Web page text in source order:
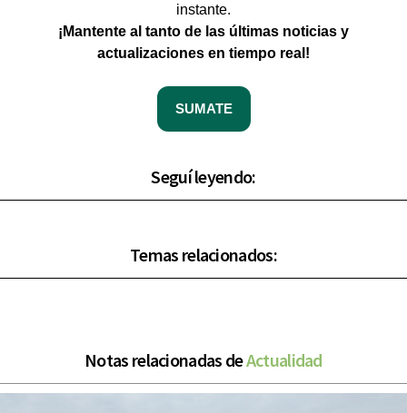
instante.
¡Mantente al tanto de las últimas noticias y
actualizaciones en tiempo real!
SUMATE
Seguí leyendo:
Temas relacionados:
Notas relacionadas deActualidad